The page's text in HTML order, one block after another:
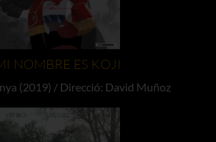
NOMBRE ES KOJI
(2019) / Direcció: David Muñoz